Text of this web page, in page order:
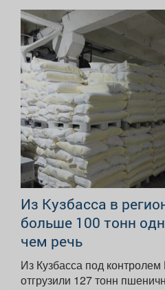
Из Кузбасса в
больше 100 тонн
чем речь
Из Кузбасса под контролем
отгрузили 127 тонн